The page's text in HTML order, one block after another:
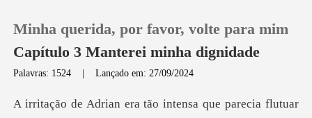
0
Minha querida, por favor, volte para mim
Capítulo 3 Manterei minha dignidade
Palavras: 1524 |Lançado em: 27/09/2024
tuar